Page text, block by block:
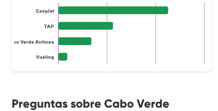
EasyJet
TAP
Cabo Verde Airlines
Vueling
Preguntas sobre Cabo Verde